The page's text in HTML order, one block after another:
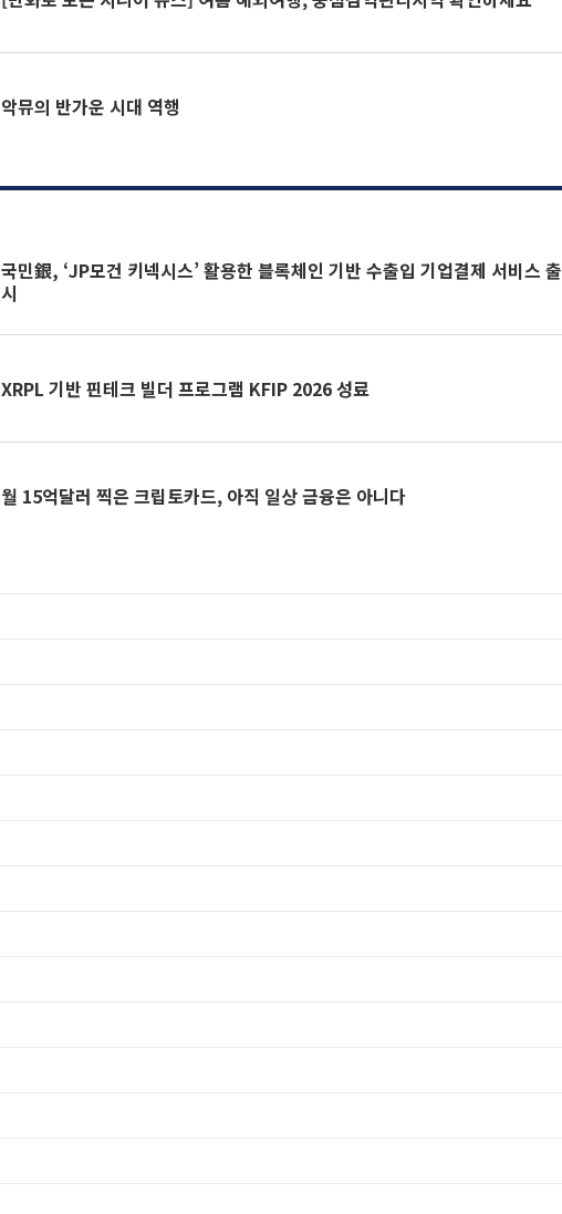
악뮤의 반가운 시대 역행
국민銀, ‘JP모건 키넥시스’ 활용한 블록체인 기반 수출입 기업결제 서비스 출
시
XRPL 기반 핀테크 빌더 프로그램 KFIP 2026 성료
월 15억달러 찍은 크립토카드, 아직 일상 금융은 아니다